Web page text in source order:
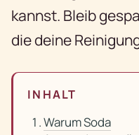
kannst. Bleib
die deine
INHALT
Warum Soda